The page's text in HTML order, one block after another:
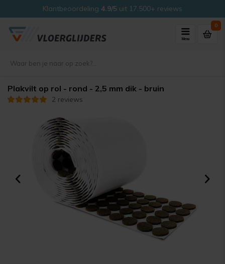
Klantbeoordeling 4.9/5 uit 17.500+ reviews
Menu
0
Plakvilt op rol - rond - 2,5 mm dik - bruin
2 reviews